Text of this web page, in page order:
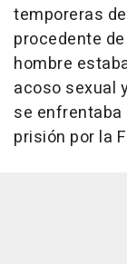
temporeras
procedente
hombre
acoso sexual
se enfrentaba
prisión por la